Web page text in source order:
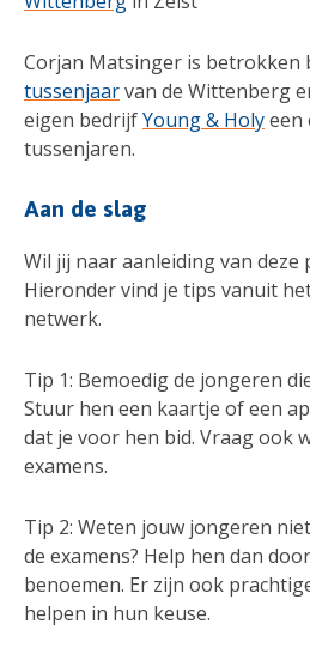
Corjan Matsinger is betrokken
tussenjaarvan de Wittenberg
eigen bedrijfYoung & Holyeen
tussenjaren.
Aan de slag
Wil jij naar aanleiding van deze
Hieronder vind je tips vanuit
netwerk.
Tip 1: Bemoedig de jongeren
Stuur hen een kaartje of een
dat je voor hen bid. Vraag ook
examens.
Tip 2: Weten jouw jongeren
de examens? Help hen dan
benoemen. Er zijn ook
helpen in hun keuse.